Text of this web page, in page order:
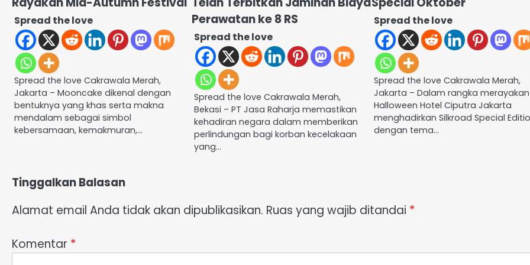
Spread the love
Spread the love Cakrawala Merah,
Jakarta – Mooncake dikenal dengan
bentuknya yang khas serta makna
mendalam sebagai simbol
kebersamaan, kemakmuran,…
Perawatan ke 8 RS
Spread the love
Spread the love Cakrawala Merah,
Bekasi – PT Jasa Raharja memastikan
kehadiran negara dalam memberikan
perlindungan bagi korban kecelakaan
yang…
Spread the love
Spread the love Cakrawala Merah,
Jakarta – Dalam rangka merayakan
Halloween Hotel Ciputra Jakarta
menghadirkan Silkroad Special
dengan tema…
Tinggalkan Balasan
Alamat email Anda tidak akan dipublikasikan. Ruas yang wajib ditandai *
Komentar *